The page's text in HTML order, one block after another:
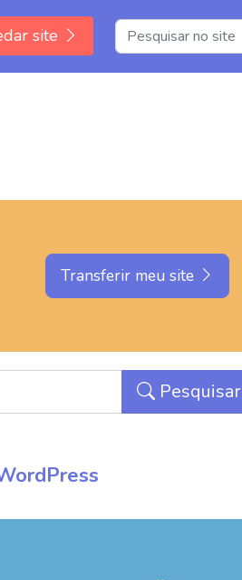
site
Transferir meu site
Pesquisar